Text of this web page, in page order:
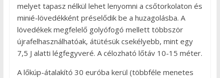
melyet tapasz nélkül lehet lenyomni a csőtorkolaton és
minié-lövedékként préselődik be a huzagolásba. A
lövedékek megfelelő golyófogó mellett többször
újrafelhasználhatóak, átütésük csekélyebb, mint egy
7,5 J alatti légfegyveré. A célozható lőtáv 10-15 méter.
A lőkúp-átalakító 30 euróba kerül (többféle menetes